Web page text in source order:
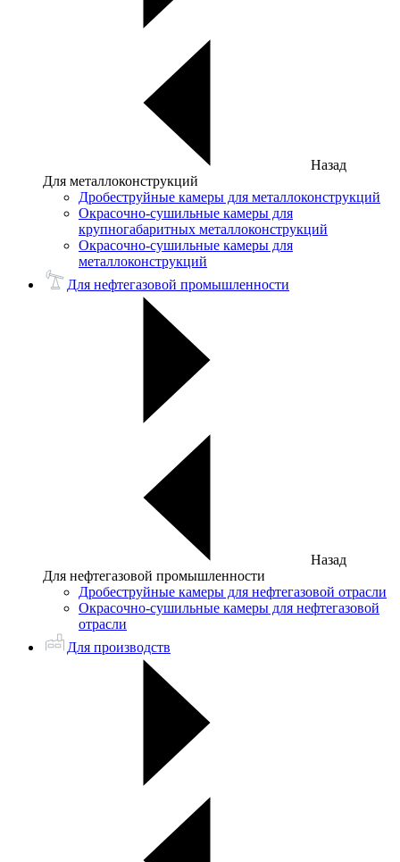
Назад
Для металлоконструкций
Дробеструйные камеры для металлоконструкций
Окрасочно-сушильные камеры для
крупногабаритных металлоконструкций
Окрасочно-сушильные камеры для
металлоконструкций
Для нефтегазовой промышленности
Назад
Для нефтегазовой промышленности
Дробеструйные камеры для нефтегазовой отрасли
Окрасочно-сушильные камеры для нефтегазовой
отрасли
Для производств